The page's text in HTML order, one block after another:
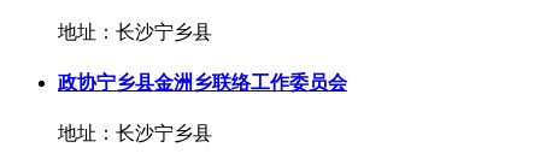
地址：长沙宁乡县
政协宁乡县金洲乡联络工作委员会
地址：长沙宁乡县